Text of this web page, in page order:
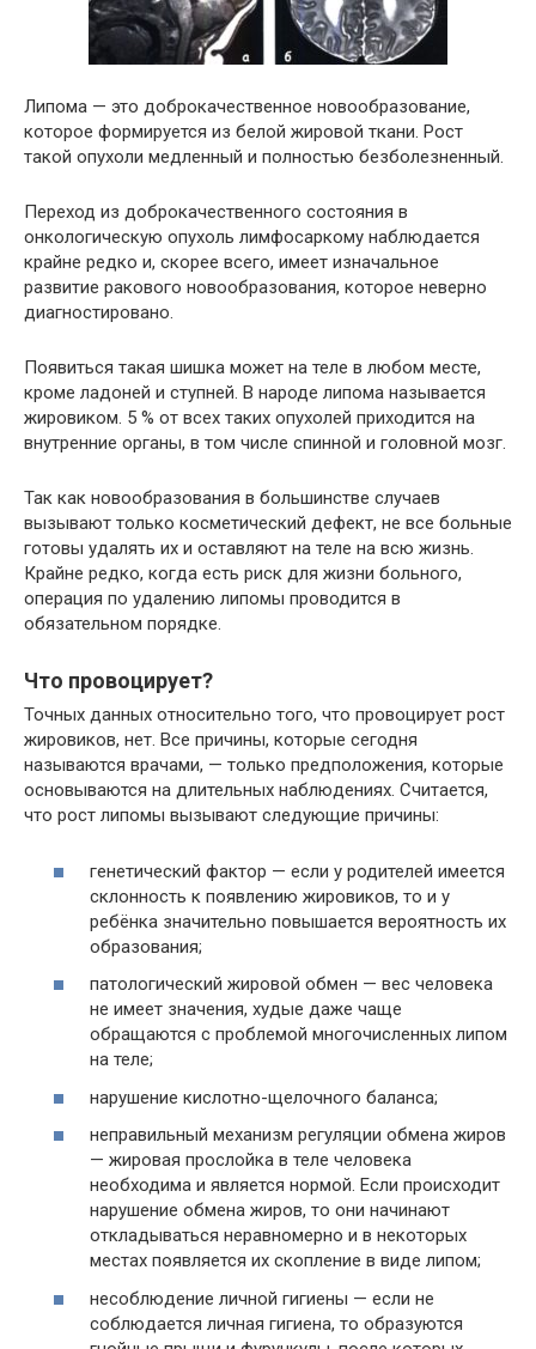
Липома — это доброкачественное новообразование,
которое формируется из белой жировой ткани. Рост
такой опухоли медленный и полностью безболезненный.
Переход из доброкачественного состояния в
онкологическую опухоль лимфосаркому наблюдается
крайне редко и, скорее всего, имеет изначальное
развитие ракового новообразования, которое неверно
диагностировано.
Появиться такая шишка может на теле в любом месте,
кроме ладоней и ступней. В народе липома называется
жировиком. 5 % от всех таких опухолей приходится на
внутренние органы, в том числе спинной и головной мозг.
Так как новообразования в большинстве случаев
вызывают только косметический дефект, не все больные
готовы удалять их и оставляют на теле на всю жизнь.
Крайне редко, когда есть риск для жизни больного,
операция по удалению липомы проводится в
обязательном порядке.
Что провоцирует?
Точных данных относительно того, что провоцирует рост
жировиков, нет. Все причины, которые сегодня
называются врачами, — только предположения, которые
основываются на длительных наблюдениях. Считается,
что рост липомы вызывают следующие причины:
генетический фактор — если у родителей имеется
склонность к появлению жировиков, то и у
ребёнка значительно повышается вероятность их
образования;
патологический жировой обмен — вес человека
не имеет значения, худые даже чаще
обращаются с проблемой многочисленных липом
на теле;
нарушение кислотно-щелочного баланса;
неправильный механизм регуляции обмена жиров
— жировая прослойка в теле человека
необходима и является нормой. Если происходит
нарушение обмена жиров, то они начинают
откладываться неравномерно и в некоторых
местах появляется их скопление в виде липом;
несоблюдение личной гигиены — если не
соблюдается личная гигиена, то образуются